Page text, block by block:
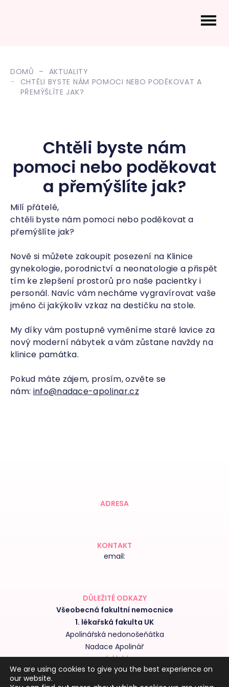
DOMŮ
AKTUALITY
CHTĚLI BYSTE NÁM POMOCI NEBO PODĚKOVAT A
PŘEMÝŠLÍTE JAK?
Chtěli byste nám
pomoci nebo poděkovat
a přemýšlíte jak?
Milí přátelé,
chtěli byste nám pomoci nebo poděkovat a
přemýšlíte jak?
Nově si můžete zakoupit posezení na Klinice
gynekologie, porodnictví a neonatologie a přispět
tím ke zlepšení prostorů pro naše pacientky i
personál. Navíc vám necháme vygravírovat vaše
jméno či jakýkoliv vzkaz na destičku na stole.
My díky vám postupně vyměníme staré lavice za
nový moderní nábytek a vám zůstane navždy na
klinice památka.
Pokud máte zájem, prosím, ozvěte se
nám: info@nadace-apolinar.cz
ADRESA
KONTAKT
email:
DŮLEŽITÉ ODKAZY
Všeobecná fakultní nemocnice
1. lékařská fakulta UK
Apolinářská nedonošeňátka
Nadace Apolinář
Nedoklubko
Výroční zprávy kliniky
Obchodní podmínky
We are using cookies to give you the best experience on
our website.